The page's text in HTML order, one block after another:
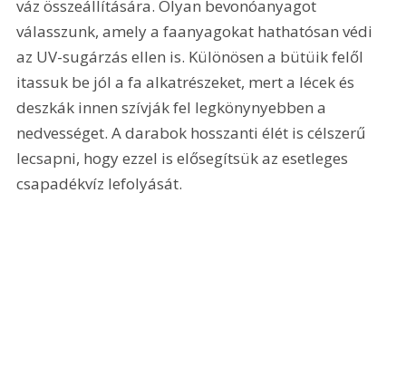
váz összeállítására. Olyan bevonóanyagot
válasszunk, amely a faanyagokat hathatósan védi
az UV-sugárzás ellen is. Különösen a bütüik felől
itassuk be jól a fa alkatrészeket, mert a lécek és
deszkák innen szívják fel legkönynyebben a
nedvességet. A darabok hosszanti élét is célszerű
lecsapni, hogy ezzel is elősegítsük az esetleges
csapadékvíz lefolyását.